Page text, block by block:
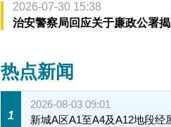
2026-07-30 15:38
治安警察局回应关于廉政公署
热点新闻
1
2026-08-03 09:01
新城A区A1至A4及A12地段经